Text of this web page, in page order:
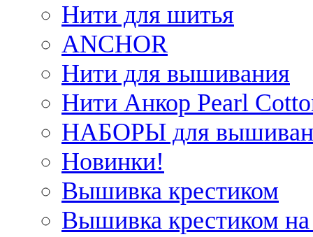
Нити для шитья
ANCHOR
Нити для вышивания
Нити Анкор Pearl
НАБОРЫ для
Новинки!
Вышивка крестиком
Вышивка крестиком